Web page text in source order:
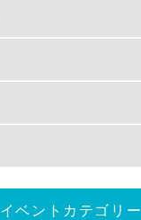
イベントカテゴリー